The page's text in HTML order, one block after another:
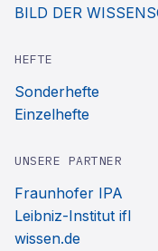
BILD DER
HEFTE
Sonderhefte
Einzelhefte
UNSERE PARTNER
Fraunhofer IPA
Leibniz-Institut ifl
wissen.de